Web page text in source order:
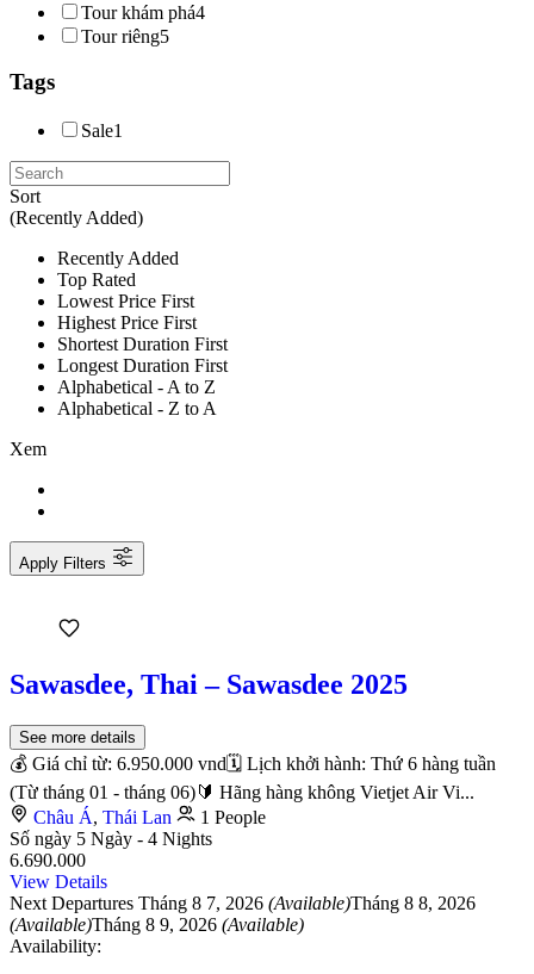
Tour khám phá4
Tour riêng5
Tags
Sale1
Sort
(Recently Added)
Recently Added
Top Rated
Lowest Price First
Highest Price First
Shortest Duration First
Longest Duration First
Alphabetical - A to Z
Alphabetical - Z to A
Xem
Apply Filters
Sawasdee, Thai – Sawasdee 2025
See more details
💰 Giá chỉ từ: 6.950.000 vnd🗓 Lịch khởi hành: Thứ 6 hàng tuần
(Từ tháng 01 - tháng 06)🔰 Hãng hàng không Vietjet Air Vi...
Châu Á, Thái Lan
1 People
Số ngày 5 Ngày - 4 Nights
6.690.000
View Details
Next Departures Tháng 8 7, 2026 (Available)Tháng 8 8, 2026
(Available)Tháng 8 9, 2026 (Available)
Availability: